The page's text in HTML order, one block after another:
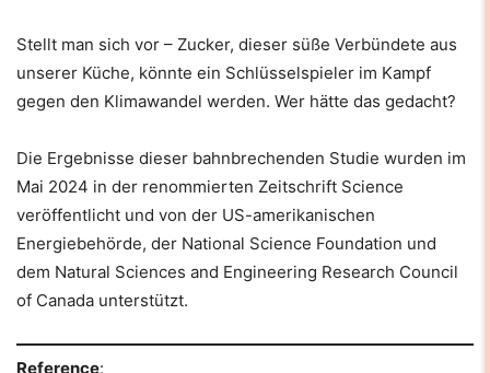
Stellt man sich vor – Zucker, dieser süße Verbündete aus
unserer Küche, könnte ein Schlüsselspieler im Kampf
gegen den Klimawandel werden. Wer hätte das gedacht?
Die Ergebnisse dieser bahnbrechenden Studie wurden im
Mai 2024 in der renommierten Zeitschrift Science
veröffentlicht und von der US-amerikanischen
Energiebehörde, der National Science Foundation und
dem Natural Sciences and Engineering Research Council
of Canada unterstützt.
Reference: